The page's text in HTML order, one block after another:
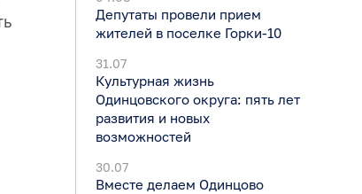
Депутаты провели прием
жителей в поселке Горки-10
31.07
Культурная жизнь
Одинцовского округа: пять лет
развития и новых
возможностей
30.07
Вместе делаем Одинцово